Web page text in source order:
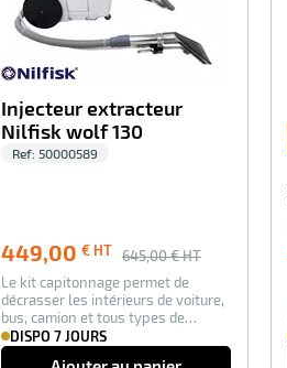
Injecteur extracteur
Nilfisk wolf 130
Ref: 50000589
449,00 € HT 645,00 € HT
Le kit capitonnage permet de
décrasser les intérieurs de voiture,
bus, camion et tous types de
petites su…
DISPO 7 JOURS